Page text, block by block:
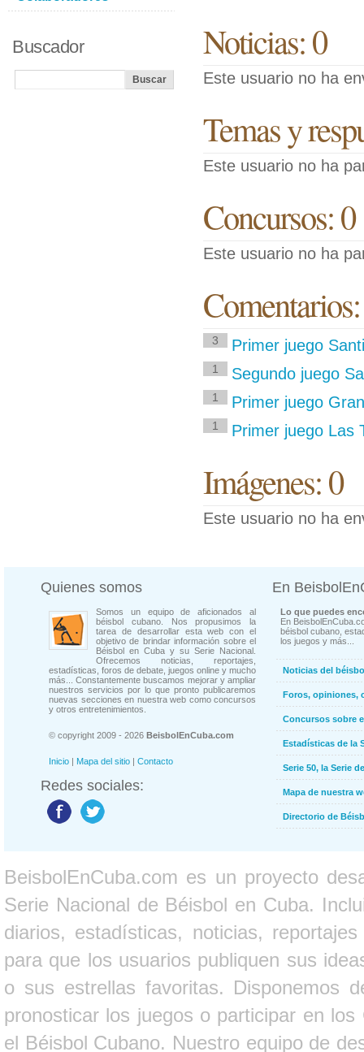
Noticias: 0
Este usuario no ha
Temas y
Este usuario no ha
Concursos: 0
Este usuario no ha
3 Primer juego
1 Segundo juego
1 Primer juego
1 Primer juego Las
Imágenes: 0
Este usuario no ha
Buscador
Quienes somos
Somos un equipo de aficionados al
béisbol cubano. Nos propusimos la
tarea de desarrollar esta web con el
objetivo de brindar información sobre el
Béisbol en Cuba y su Serie Nacional.
Ofrecemos noticias, reportajes,
estadísticas, foros de debate, juegos online y mucho
más... Constantemente buscamos mejorar y ampliar
nuestros servicios por lo que pronto publicaremos
nuevas secciones en nuestra web como concursos
y otros entretenimientos.
© copyright 2009 - 2026 BeisbolEnCuba.com
Inicio | Mapa del sitio | Contacto
Redes sociales:
En
Lo que puedes
En
béisbol cubano,
los juegos y más...
Noticias del
Foros, opiniones,
Concursos sobre
Estadísticas de la
Serie 50, la Serie
Mapa de nuestra
Directorio de
BeisbolEnCuba.com es un proyecto
Serie Nacional de Béisbol en Cuba.
diarios, estadísticas, noticias,
para que los usuarios publiquen sus
o sus estrellas favoritas. Disponemos
pronosticar los juegos o participar en
el Béisbol Cubano. Nuestro equipo de